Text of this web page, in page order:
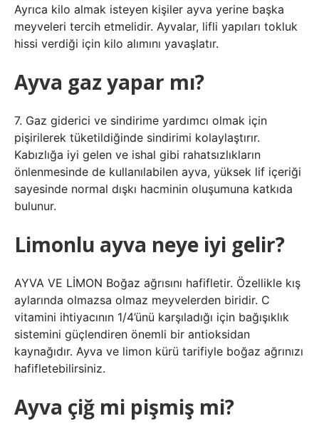
Ayrıca kilo almak isteyen kişiler ayva yerine başka
meyveleri tercih etmelidir. Ayvalar, lifli yapıları tokluk
hissi verdiği için kilo alımını yavaşlatır.
Ayva gaz yapar mı?
7. Gaz giderici ve sindirime yardımcı olmak için
pişirilerek tüketildiğinde sindirimi kolaylaştırır.
Kabızlığa iyi gelen ve ishal gibi rahatsızlıkların
önlenmesinde de kullanılabilen ayva, yüksek lif içeriği
sayesinde normal dışkı hacminin oluşumuna katkıda
bulunur.
Limonlu ayva neye iyi gelir?
AYVA VE LİMON Boğaz ağrısını hafifletir. Özellikle kış
aylarında olmazsa olmaz meyvelerden biridir. C
vitamini ihtiyacının 1/4’ünü karşıladığı için bağışıklık
sistemini güçlendiren önemli bir antioksidan
kaynağıdır. Ayva ve limon kürü tarifiyle boğaz ağrınızı
hafifletebilirsiniz.
Ayva çiğ mi pişmiş mi?